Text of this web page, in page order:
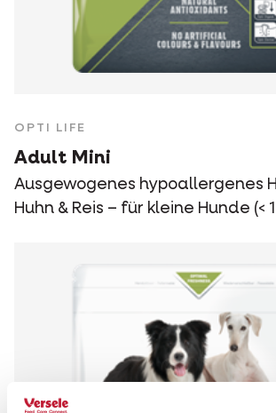
OPTI LIFE
Adult Mini
Ausgewogenes hypoallergenes
Huhn & Reis – für kleine Hunde (<